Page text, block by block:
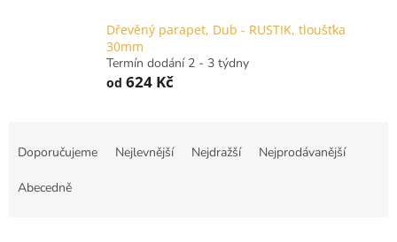
Dřevěný parapet, Dub - RUSTIK, tloušťka
30mm
Termín dodání 2 - 3 týdny
od 624 Kč
Doporučujeme Nejlevnější Nejdražší Nejprodávanější
Abecedně